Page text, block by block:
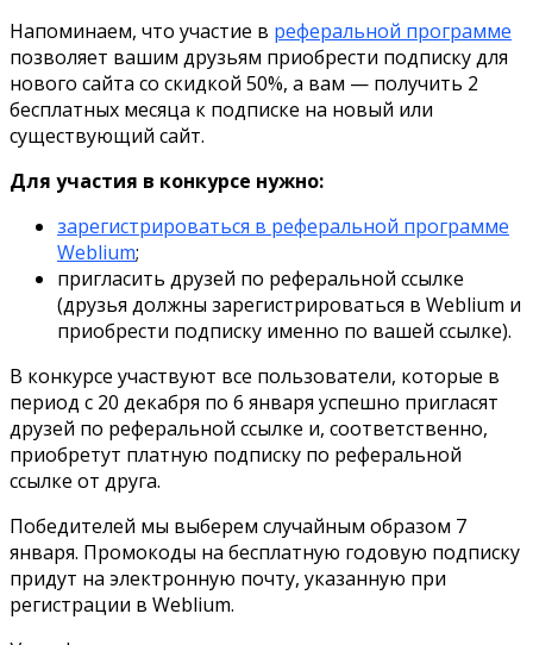
Напоминаем, что участие в реферальной программе
позволяет вашим друзьям приобрести подписку для
нового сайта со скидкой 50%, а вам — получить 2
бесплатных месяца к подписке на новый или
существующий сайт.
Для участия в конкурсе нужно:
зарегистрироваться в реферальной программе
Weblium;
пригласить друзей по реферальной ссылке
(друзья должны зарегистрироваться в Weblium и
приобрести подписку именно по вашей ссылке).
В конкурсе участвуют все пользователи, которые в
период с 20 декабря по 6 января успешно пригласят
друзей по реферальной ссылке и, соответственно,
приобретут платную подписку по реферальной
ссылке от друга.
Победителей мы выберем случайным образом 7
января. Промокоды на бесплатную годовую подписку
придут на электронную почту, указанную при
регистрации в Weblium.